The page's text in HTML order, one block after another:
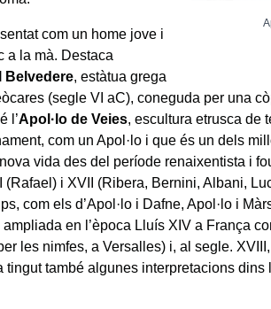
com un home jove i
a la mà. Destaca
Belvedere, estàtua grega
(segle VI aC), coneguda per una
l’Apol·lo de Veies, escultura etrusca de
com un Apol·lo i que és un dels
vida des del període renaixentista i
(Rafael) i XVII (Ribera, Bernini, Albani,
com els d’Apol·lo i Dafne, Apol·lo i
en l’època Lluís XIV a França
les nimfes, a Versalles) i, al segle.
tingut també algunes interpretacions dins